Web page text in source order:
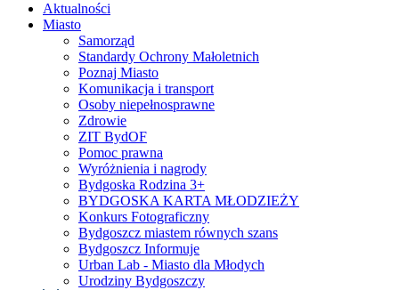
Aktualności
Miasto
Samorząd
Standardy Ochrony Małoletnich
Poznaj Miasto
Komunikacja i transport
Osoby niepełnosprawne
Zdrowie
ZIT BydOF
Pomoc prawna
Wyróżnienia i nagrody
Bydgoska Rodzina 3+
BYDGOSKA KARTA MŁODZIEŻY
Konkurs Fotograficzny
Bydgoszcz miastem równych szans
Bydgoszcz Informuje
Urban Lab - Miasto dla Młodych
Urodziny Bydgoszczy